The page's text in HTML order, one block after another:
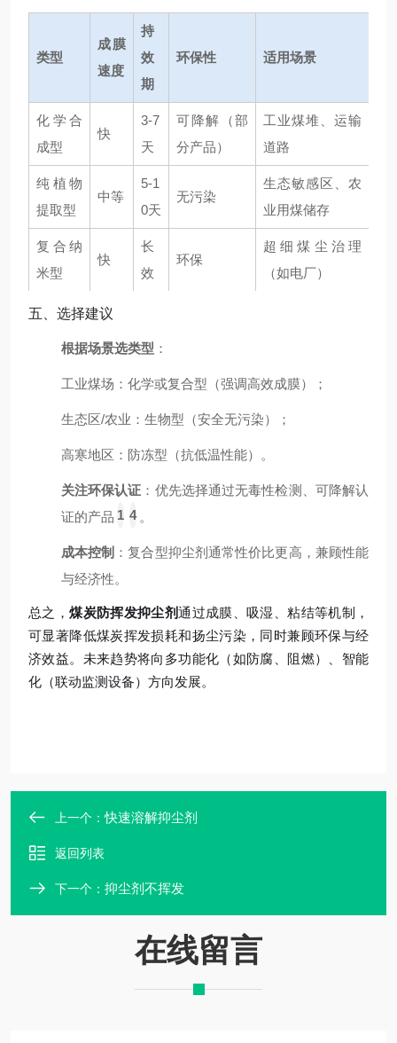
类型
成膜
速度
持
效
期
环保性 适用场景
化学合
成型
快
3-7
天
可降解（部
分产品）
工业煤堆、运输
道路
纯植物
提取型
中等
5-1
0天
无污染
生态敏感区、农
业用煤储存
复合纳
米型
快
长
效
环保
超细煤尘治理
（如电厂）
五、选择建议
根据场景选类型 ：
工业煤场：化学或复合型（强调高效成膜）；
生态区/农业：生物型（安全无污染）；
高寒地区：防冻型（抗低温性能）。
关注环保认证 ：优先选择通过无毒性检测、可降解认
证的产品 1 4 。
成本控制 ：复合型抑尘剂通常性价比更高，兼顾性能
与经济性。
总之，煤炭防挥发抑尘剂通过成膜、吸湿、粘结等机制，
可显著降低煤炭挥发损耗和扬尘污染，同时兼顾环保与经
济效益。未来趋势将向多功能化（如防腐、阻燃）、智能
化（联动监测设备）方向发展。
上一个：快速溶解抑尘剂
返回列表
下一个： 抑尘剂不挥发
在线留言